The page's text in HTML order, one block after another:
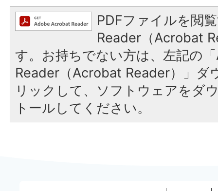
PDFファイルを閲
Reader（Acrobat
す。お持ちでない方は、左記の
Reader（Acrobat Reader）」ダ
リックして、ソフトウェアをダ
トールしてください。